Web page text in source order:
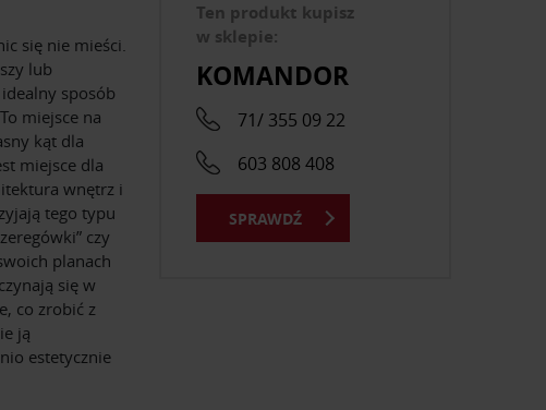
się nie mieści.
lub
sposób
miejsce na
kąt dla
miejsce dla
wnętrz i
tego typu
czy
planach
się w
co zrobić z
ją
estetycznie
Ten produkt kupisz
w sklepie:
KOMANDOR
71/ 355 09 22
603 808 408
SPRAWDŹ